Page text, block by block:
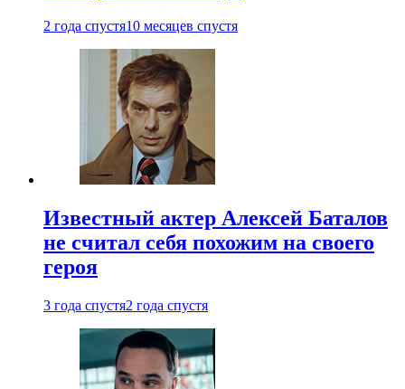
2 года спустя10 месяцев спустя
Известный актер Алексей Баталов
не считал себя похожим на своего
героя
3 года спустя2 года спустя